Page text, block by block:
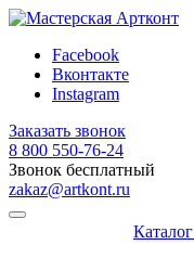
Facebook
Вконтакте
Instagram
Заказать звонок
8 800 ‎550-76-24
Звонок бесплатный
zakaz@artkont.ru
Каталог